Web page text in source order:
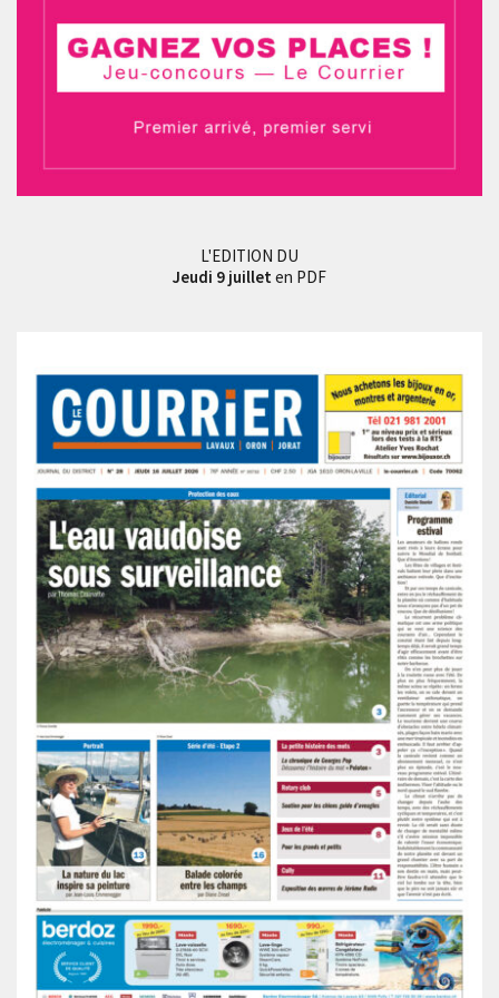
L'EDITION DU
Jeudi 9 juillet en PDF